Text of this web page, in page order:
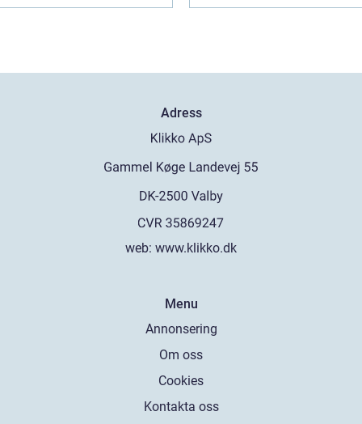
Adress
web: www.klikko.dk
Menu
Annonsering
Om oss
Cookies
Kontakta oss